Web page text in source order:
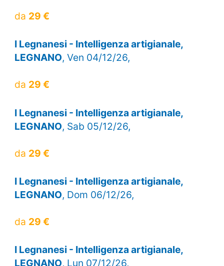
da 29 €
I Legnanesi - Intelligenza artigianale,
LEGNANO, Ven 04/12/26,
da 29 €
I Legnanesi - Intelligenza artigianale,
LEGNANO, Sab 05/12/26,
da 29 €
I Legnanesi - Intelligenza artigianale,
LEGNANO, Dom 06/12/26,
da 29 €
I Legnanesi - Intelligenza artigianale,
LEGNANO, Lun 07/12/26,